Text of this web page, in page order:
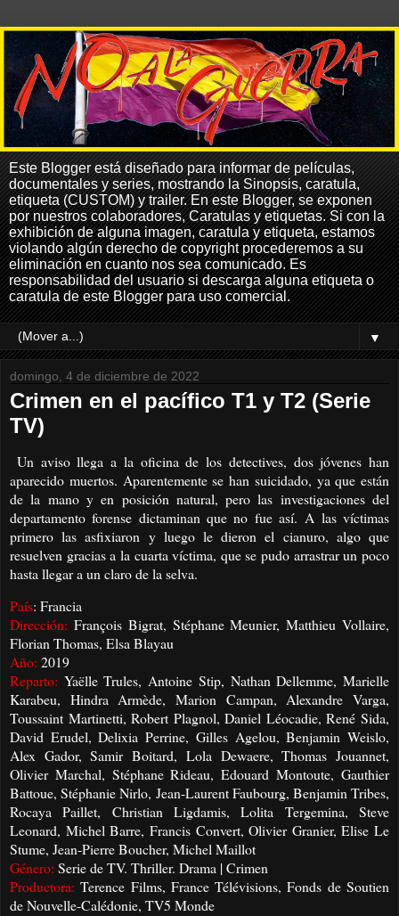
Este Blogger está diseñado para informar de películas,
documentales y series, mostrando la Sinopsis, caratula,
etiqueta (CUSTOM) y trailer. En este Blogger, se exponen
por nuestros colaboradores, Caratulas y etiquetas. Si con la
exhibición de alguna imagen, caratula y etiqueta, estamos
violando algún derecho de copyright procederemos a su
eliminación en cuanto nos sea comunicado. Es
responsabilidad del usuario si descarga alguna etiqueta o
caratula de este Blogger para uso comercial.
▼
domingo, 4 de diciembre de 2022
Crimen en el pacífico T1 y T2 (Serie
TV)
Un aviso llega a la oficina de los detectives, dos jóvenes han
aparecido muertos. Aparentemente se han suicidado, ya que están
de la mano y en posición natural, pero las investigaciones del
departamento forense dictaminan que no fue así. A las víctimas
primero las asfixiaron y luego le dieron el cianuro, algo que
resuelven gracias a la cuarta víctima, que se pudo arrastrar un poco
hasta llegar a un claro de la selva.
País: Francia
Dirección: François Bigrat, Stéphane Meunier, Matthieu Vollaire,
Florian Thomas, Elsa Blayau
Año: 2019
Reparto: Yaëlle Trules, Antoine Stip, Nathan Dellemme, Marielle
Karabeu, Hindra Armède, Marion Campan, Alexandre Varga,
Toussaint Martinetti, Robert Plagnol, Daniel Léocadie, René Sida,
David Erudel, Delixia Perrine, Gilles Agelou, Benjamin Weislo,
Alex Gador, Samir Boitard, Lola Dewaere, Thomas Jouannet,
Olivier Marchal, Stéphane Rideau, Edouard Montoute, Gauthier
Battoue, Stéphanie Nirlo, Jean-Laurent Faubourg, Benjamin Tribes,
Rocaya Paillet, Christian Ligdamis, Lolita Tergemina, Steve
Leonard, Michel Barre, Francis Convert, Olivier Granier, Elise Le
Stume, Jean-Pierre Boucher, Michel Maillot
Género: Serie de TV. Thriller. Drama | Crimen
Productora: Terence Films, France Télévisions, Fonds de Soutien
de Nouvelle-Calédonie, TV5 Monde